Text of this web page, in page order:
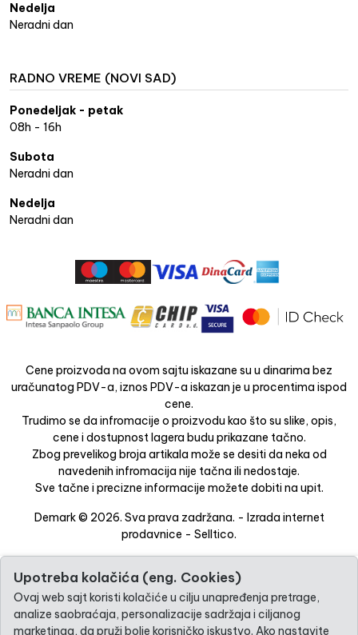
Nedelja
Neradni dan
RADNO VREME (NOVI SAD)
Ponedeljak - petak
08h - 16h
Subota
Neradni dan
Nedelja
Neradni dan
Cene proizvoda na ovom sajtu iskazane su u dinarima bez
uračunatog PDV-a, iznos PDV-a iskazan je u procentima ispod
cene.
Trudimo se da infromacije o proizvodu kao što su slike, opis,
cene i dostupnost lagera budu prikazane tačno.
Zbog prevelikog broja artikala može se desiti da neka od
navedenih infromacija nije tačna ili nedostaje.
Sve tačne i precizne informacije možete dobiti na upit.
Demark © 2026. Sva prava zadržana. - Izrada internet
prodavnice - Selltico.
Upotreba kolačića (eng. Cookies)
Ovaj web sajt koristi kolačiće u cilju unapređenja pretrage,
analize saobraćaja, personalizacije sadržaja i ciljanog
marketinga, da pruži bolje korisničko iskustvo. Ako nastavite